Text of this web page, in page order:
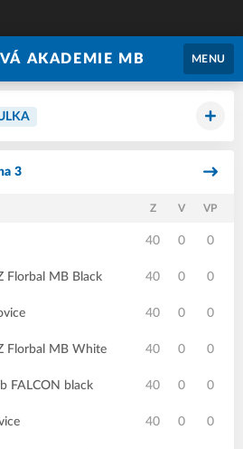
AKADEMIE MB MENU
3
Z V VP
40 0 0
Florbal MB Black 40 0 0
40 0 0
Florbal MB White 40 0 0
FALCON black 40 0 0
40 0 0